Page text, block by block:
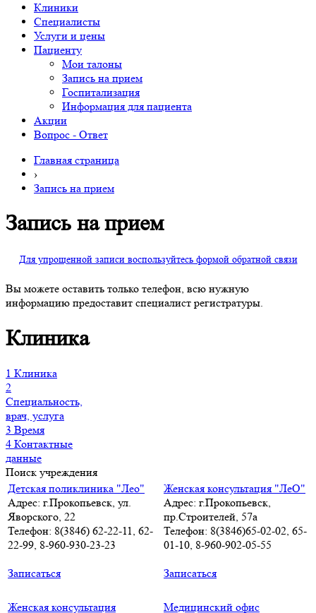
Клиники
Специалисты
Услуги и цены
Пациенту
Мои талоны
Запись на прием
Госпитализация
Информация для пациента
Акции
Вопрос - Ответ
Главная страница
›
Запись на прием
Запись на прием
Для упрощенной записи воспользуйтесь формой обратной связи
Вы можете оставить только телефон, всю нужную
информацию предоставит специалист регистратуры.
Клиника
1 Клиника
2
Специальность,
врач, услуга
3 Время
4 Контактные
данные
Поиск учреждения
Детская поликлиника "Лео"
Адрес: г.Прокопьевск, ул.
Яворского, 22
Телефон: 8(3846) 62-22-11, 62-
22-99, 8-960-930-23-23
Записаться
Женская консультация "ЛеО"
Адрес: г.Прокопьевск,
пр.Строителей, 57а
Телефон: 8(3846)65-02-02, 65-
01-10, 8-960-902-05-55
Записаться
Женская консультация Медицинский офис